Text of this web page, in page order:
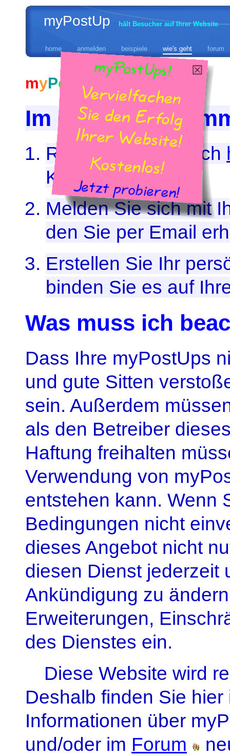
myPostUp hält Besucher auf Ihrer Website
home anmelden beispiele wie's geht forum
myPo Up – Wie's geht
Im Grunde
Registrieren Sie sich
Konto zu eröffnen.
Melden Sie sich mit
den Sie per Email
Erstellen Sie Ihr
binden Sie es auf
Was muss ich
Dass Ihre myPostUps
und gute Sitten
sein. Außerdem
als den Betreiber
Haftung freihalten
Verwendung von
entstehen kann. Wenn
Bedingungen nicht
dieses Angebot nicht
diesen Dienst jederzeit
Ankündigung zu
Erweiterungen,
des Dienstes ein.
Diese Website wird
Deshalb finden Sie
Informationen über
und/oder im Forum